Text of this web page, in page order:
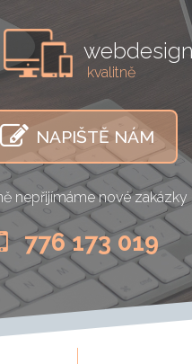
kvalitně
NAPIŠTĚ NÁM
nepřijímáme nové zakázky
776 173 019